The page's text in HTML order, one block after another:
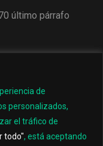
de
personalizados,
el tráfico de
todo", está aceptando
último párrafo